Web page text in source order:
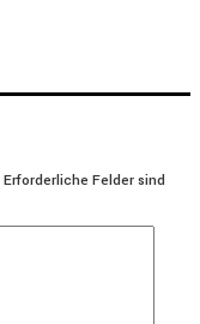
Erforderliche Felder sind